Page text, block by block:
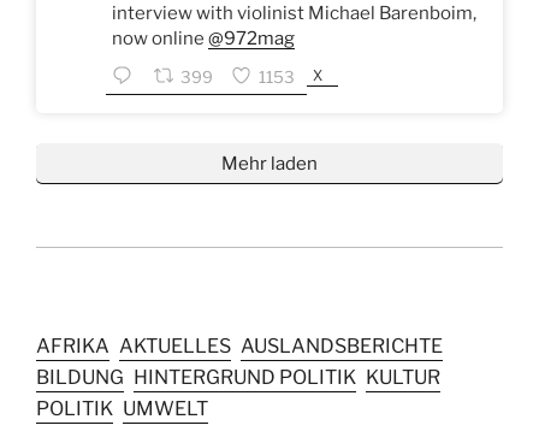
interview with violinist Michael Barenboim,
now online @972mag
399 1153 X
Mehr laden
AFRIKA AKTUELLES AUSLANDSBERICHTE
BILDUNG HINTERGRUND POLITIK KULTUR
POLITIK UMWELT